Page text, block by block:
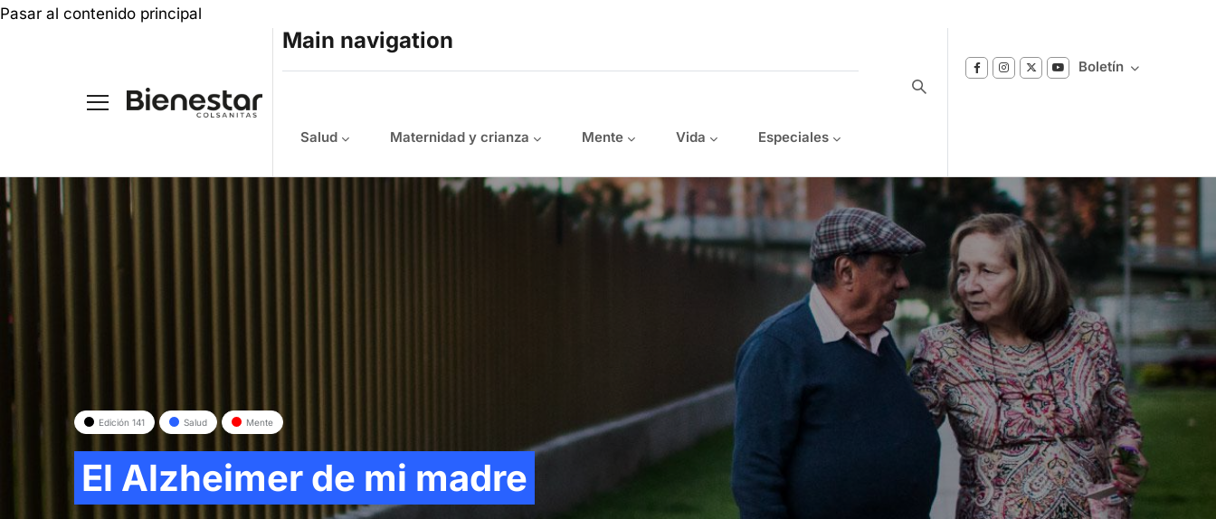
Pasar al contenido principal
Main navigation
Salud Maternidad y crianza Mente Vida Especiales
Boletín
Suscríbase a nuestro boletín
Reciba notificaciones sobre los temas de
Bienestar que le interesan.
Síganos en
Edición 141 Salud Mente
El Alzheimer de mi madre